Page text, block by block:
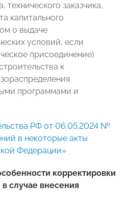
заказчика,
капитального
о выдаче
условий, если
присоединение)
к
программами и
РФ от 06.05.2024 №
в некоторые акты
Федерации»
корректировки
случае внесения